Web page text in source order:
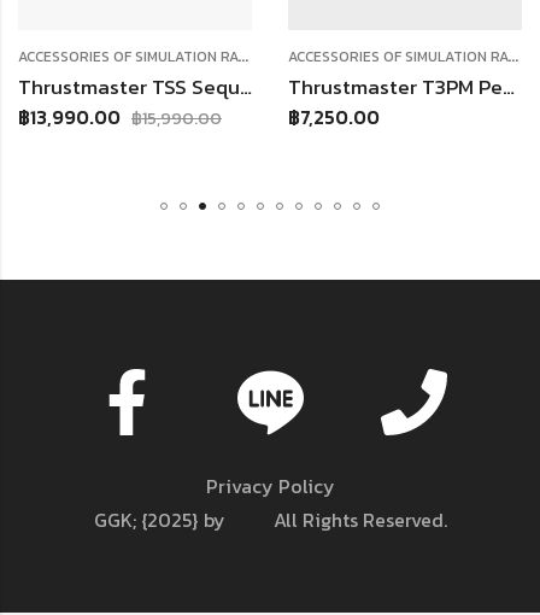
A
CCESSORIES OF SIMULATION RACING ,HANDBRAKE
Thrustmaster TSS Sequential Shifter & Handbrake เกียร์ เเละเบรคมือ
฿15,990.00
A
CCESSORIES OF SIMULATION RACING ,PEDALS
Thrustmaster T3PM Pedals
฿7,250.00
Privacy Policy
GGK; {2025} by
All Rights Reserved.